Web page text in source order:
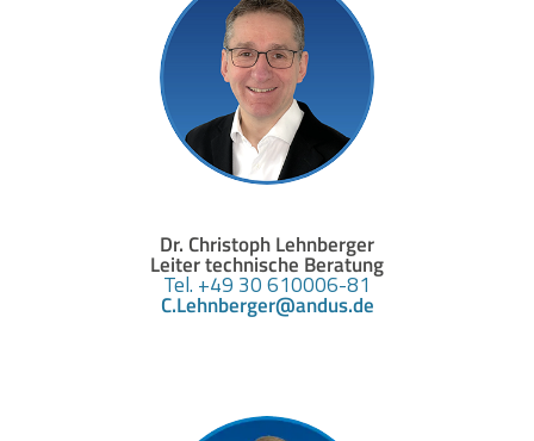
Dr. Christoph Lehnberger
Leiter technische Beratung
Tel. +49 30 610006-81
C.Lehnberger@andus.de